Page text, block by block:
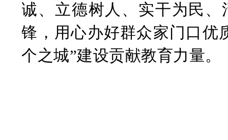
诚、立德树人、实干为民
锋，用心办好群众家门口优
个之城”建设贡献教育力量。